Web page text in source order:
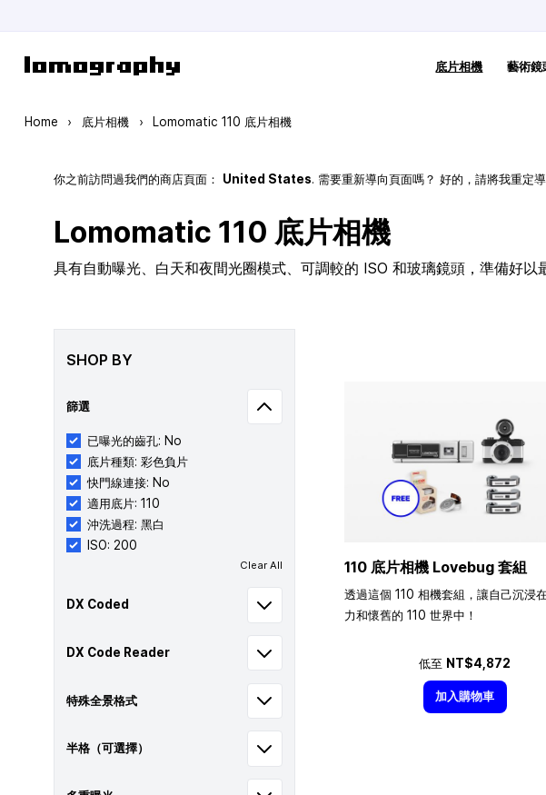
底片相機 藝術鏡
Home › 底片相機 › Lomomatic 110 底片相機
你之前訪問過我們的商店頁面： United States. 需要重新導向頁面嗎？ 好的，請將我重定導
Lomomatic 110 底片相機
具有自動曝光、白天和夜間光圈模式、可調較的 ISO 和玻璃鏡頭，準備好
SHOP BY
篩選
已曝光的齒孔: No
底片種類: 彩色負片
快門線連接: No
適用底片: 110
沖洗過程: 黑白
ISO: 200
Clear All
DX Coded
DX Code Reader
特殊全景格式
半格（可選擇）
110 底片相機 Lovebug 套組
透過這個 110 相機套組，讓自己沉浸
力和懷舊的 110 世界中！
低至 NT$4,872
加入購物車